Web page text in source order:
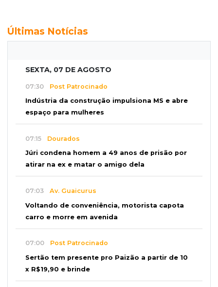
Últimas Notícias
SEXTA, 07 DE AGOSTO
07:30 Post Patrocinado
Indústria da construção impulsiona MS e abre
espaço para mulheres
07:15 Dourados
Júri condena homem a 49 anos de prisão por
atirar na ex e matar o amigo dela
07:03 Av. Guaicurus
Voltando de conveniência, motorista capota
carro e morre em avenida
07:00 Post Patrocinado
Sertão tem presente pro Paizão a partir de 10
x R$19,90 e brinde